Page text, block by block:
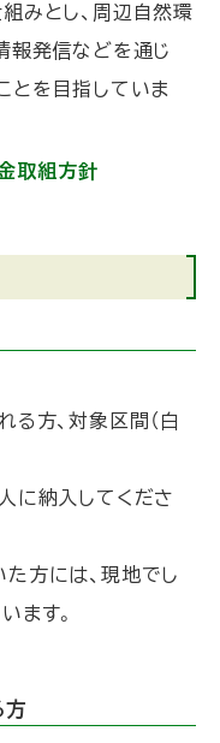
みとし、周辺自然環
報発信などを通じ
とを目指していま
取組方針
る方、対象区間（白
に納入してくださ
方には、現地でし
ます。
方